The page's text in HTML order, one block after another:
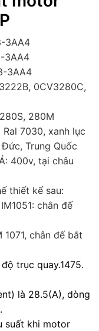
3AA4
3AA4
3AA4
0CV3280C,
280M
7030, xanh lục
Trung Quốc
400v, tại châu
thiết kế sau:
chân đế
chân đế bắt
trục quay.1475.
là 28.5(A), dòng
suất khi motor